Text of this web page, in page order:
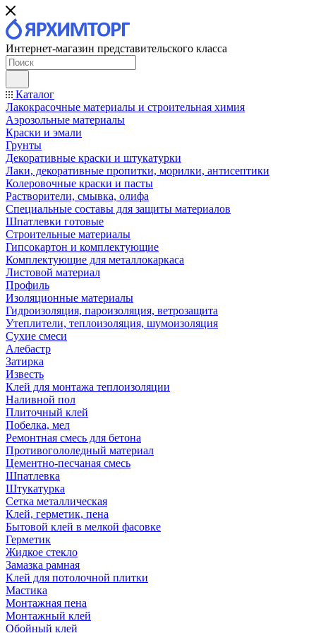
Интернет-магазин представительского класса
Каталог
Лакокрасочные материалы и строительная химия
Аэрозольные материалы
Краски и эмали
Грунты
Декоративные краски и штукатурки
Лаки, декоративные пропитки, морилки, антисептики
Колеровочные краски и пасты
Растворители, смывка, олифа
Специальные составы для защиты материалов
Шпатлевки готовые
Строительные материалы
Гипсокартон и комплектующие
Комплектующие для металлокаркаса
Листовой материал
Профиль
Изоляционные материалы
Гидроизоляция, пароизоляция, ветрозащита
Утеплители, теплоизоляция, шумоизоляция
Сухие смеси
Алебастр
Затирка
Известь
Клей для монтажа теплоизоляции
Наливной пол
Плиточный клей
Побелка, мел
Ремонтная смесь для бетона
Противогололедный материал
Цементно-песчаная смесь
Шпатлевка
Штукатурка
Сетка металлическая
Клей, герметик, пена
Бытовой клей в мелкой фасовке
Герметик
Жидкое стекло
Замазка рамная
Клей для потолочной плитки
Мастика
Монтажная пена
Монтажный клей
Обойный клей